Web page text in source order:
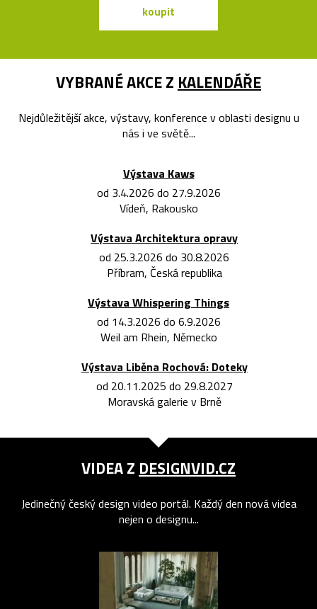
koupit
VYBRANÉ AKCE Z KALENDÁŘE
Nejdůležitější akce, výstavy, konference v oblasti designu u
nás i ve světě...
Výstava Kaws
od 3.4.2026 do 27.9.2026
Vídeň, Rakousko
Výstava Architektura opravy
od 25.3.2026 do 30.8.2026
Příbram, Česká republika
Výstava Whispering Things
od 14.3.2026 do 6.9.2026
Weil am Rhein, Německo
Výstava Liběna Rochová: Doteky
od 20.11.2025 do 29.8.2027
Moravská galerie v Brně
VIDEA Z DESIGNVID.CZ
Jedinečný český design video portál. Každý den nová videa
nejen o designu...